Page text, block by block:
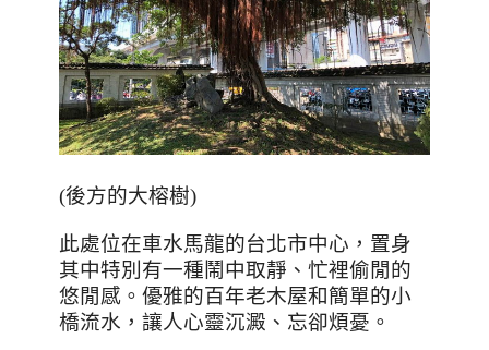
(後方的大榕樹)
此處位在車水馬龍的台北市中心，置身
其中特別有一種鬧中取靜、忙裡偷閒的
悠閒感。優雅的百年老木屋和簡單的小
橋流水，讓人心靈沉澱、忘卻煩憂。